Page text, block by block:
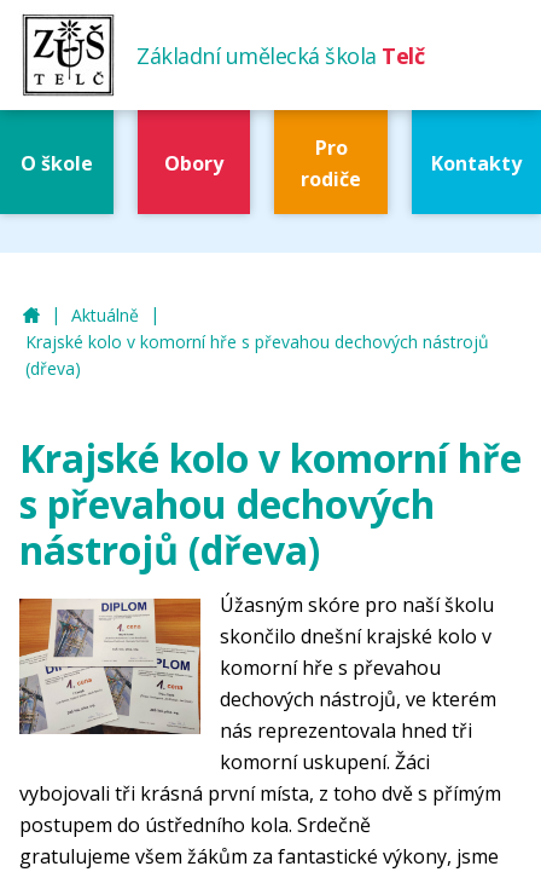
Základní umělecká škola Telč
O škole Obory
Pro
rodiče
Kontakty
ZUŠ Telč
| Aktuálně
|
Krajské kolo v komorní hře s převahou dechových nástrojů
(dřeva)
Krajské kolo v komorní hře
s převahou dechových
nástrojů (dřeva)
Úžasným skóre pro naší školu
skončilo dnešní krajské kolo v
komorní hře s převahou
dechových nástrojů, ve kterém
nás reprezentovala hned tři
komorní uskupení. Žáci
vybojovali tři krásná první místa, z toho dvě s přímým
postupem do ústředního kola. Srdečně
gratulujeme všem žákům za fantastické výkony, jsme